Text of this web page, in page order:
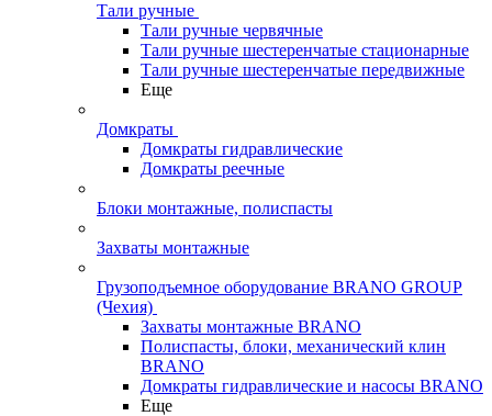
Тали ручные
Тали ручные червячные
Тали ручные шестеренчатые стационарные
Тали ручные шестеренчатые передвижные
Еще
Домкраты
Домкраты гидравлические
Домкраты реечные
Блоки монтажные, полиспасты
Захваты монтажные
Грузоподъемное оборудование BRANO GROUP
(Чехия)
Захваты монтажные BRANO
Полиспасты, блоки, механический клин
BRANO
Домкраты гидравлические и насосы BRANO
Еще